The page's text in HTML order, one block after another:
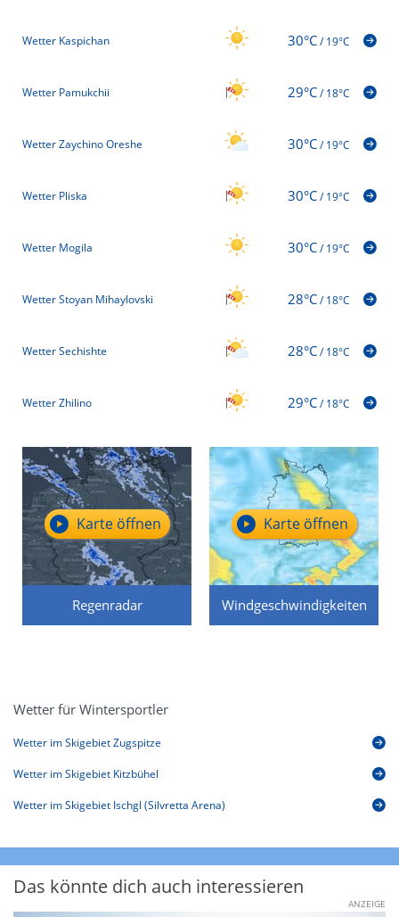
Wetter Kaspichan 30°C/19°C
Wetter Pamukchii 29°C/18°C
Wetter Zaychino Oreshe 30°C/19°C
Wetter Pliska 30°C/19°C
Wetter Mogila 30°C/19°C
Wetter Stoyan Mihaylovski 28°C/18°C
Wetter Sechishte 28°C/18°C
Wetter Zhilino 29°C/18°C
Regenradar
Karte öffnen
Windgeschwindigkeiten
Karte öffnen
Wetter für Wintersportler
Wetter im Skigebiet Zugspitze
Wetter im Skigebiet Kitzbühel
Wetter im Skigebiet Ischgl (Silvretta Arena)
Das könnte dich auch interessieren
ANZEIGE